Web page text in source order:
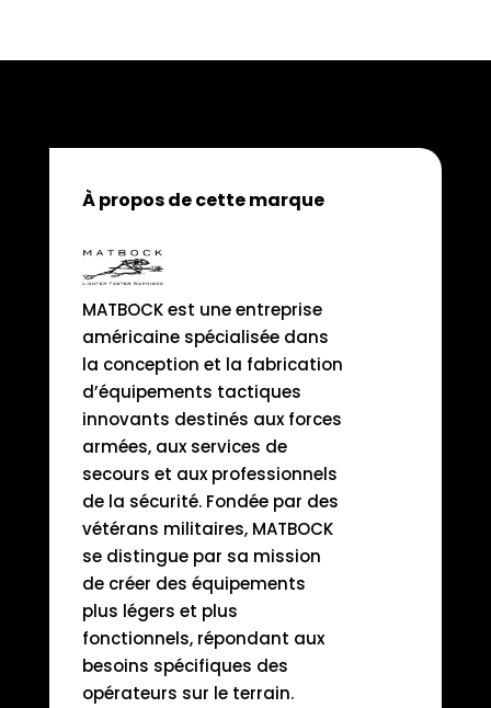
À propos de cette marque
MATBOCK est une entreprise
américaine spécialisée dans
la conception et la fabrication
d’équipements tactiques
innovants destinés aux forces
armées, aux services de
secours et aux professionnels
de la sécurité. Fondée par des
vétérans militaires, MATBOCK
se distingue par sa mission
de créer des équipements
plus légers et plus
fonctionnels, répondant aux
besoins spécifiques des
opérateurs sur le terrain.